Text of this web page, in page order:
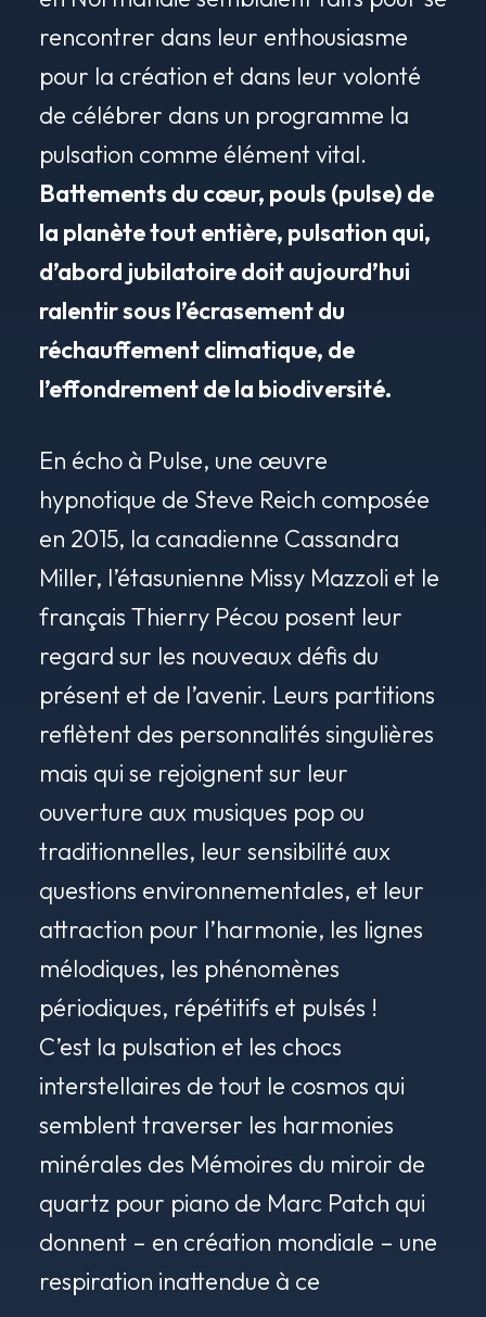
rencontrer dans leur enthousiasme
pour la création et dans leur volonté
de célébrer dans un programme la
pulsation comme élément vital.
Battements du cœur, pouls (pulse) de
la planète tout entière, pulsation qui,
d’abord jubilatoire doit aujourd’hui
ralentir sous l’écrasement du
réchauffement climatique, de
l’effondrement de la biodiversité.
En écho à Pulse, une œuvre
hypnotique de Steve Reich composée
en 2015, la canadienne Cassandra
Miller, l’étasunienne Missy Mazzoli et le
français Thierry Pécou posent leur
regard sur les nouveaux défis du
présent et de l’avenir. Leurs partitions
reflètent des personnalités singulières
mais qui se rejoignent sur leur
ouverture aux musiques pop ou
traditionnelles, leur sensibilité aux
questions environnementales, et leur
attraction pour l’harmonie, les lignes
mélodiques, les phénomènes
périodiques, répétitifs et pulsés !
C’est la pulsation et les chocs
interstellaires de tout le cosmos qui
semblent traverser les harmonies
minérales des Mémoires du miroir de
quartz pour piano de Marc Patch qui
donnent – en création mondiale – une
respiration inattendue à ce